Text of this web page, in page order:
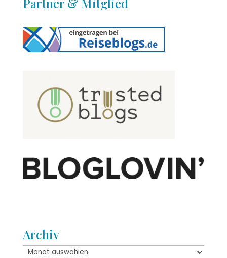
Archiv
Archiv